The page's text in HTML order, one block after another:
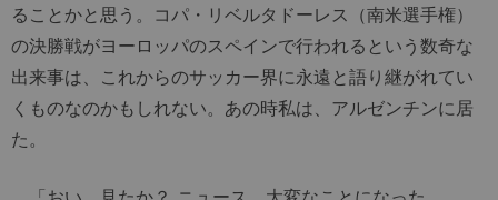
ることかと思う。コパ・リベルタドーレス（南米選手権）
の決勝戦がヨーロッパのスペインで行われるという数奇な
出来事は、これからのサッカー界に永遠と語り継がれてい
くものなのかもしれない。あの時私は、アルゼンチンに居
た。